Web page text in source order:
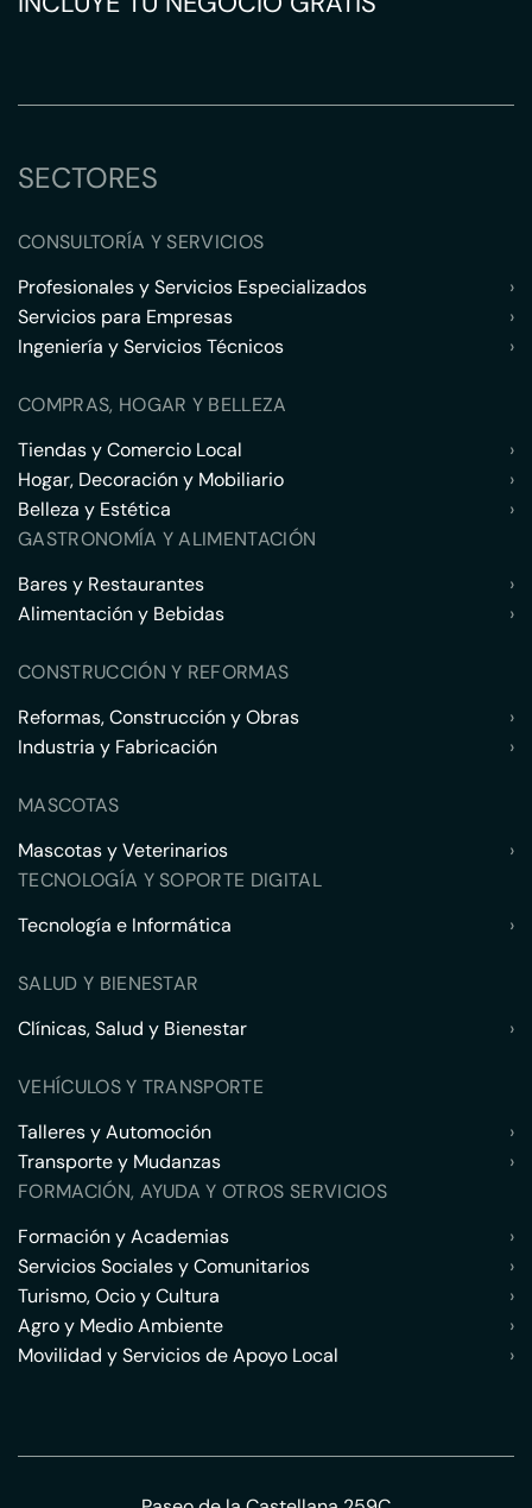
SECTORES
CONSULTORÍA Y SERVICIOS
Profesionales y Servicios Especializados
›
Servicios para Empresas
›
Ingeniería y Servicios Técnicos
›
COMPRAS, HOGAR Y BELLEZA
Tiendas y Comercio Local
›
Hogar, Decoración y Mobiliario
›
Belleza y Estética
›
GASTRONOMÍA Y ALIMENTACIÓN
Bares y Restaurantes
›
Alimentación y Bebidas
›
CONSTRUCCIÓN Y REFORMAS
Reformas, Construcción y Obras
›
Industria y Fabricación
›
MASCOTAS
Mascotas y Veterinarios
›
TECNOLOGÍA Y SOPORTE DIGITAL
Tecnología e Informática
›
SALUD Y BIENESTAR
Clínicas, Salud y Bienestar
›
VEHÍCULOS Y TRANSPORTE
Talleres y Automoción
›
Transporte y Mudanzas
›
FORMACIÓN, AYUDA Y OTROS SERVICIOS
Formación y Academias
›
Servicios Sociales y Comunitarios
›
Turismo, Ocio y Cultura
›
Agro y Medio Ambiente
›
Movilidad y Servicios de Apoyo Local
›